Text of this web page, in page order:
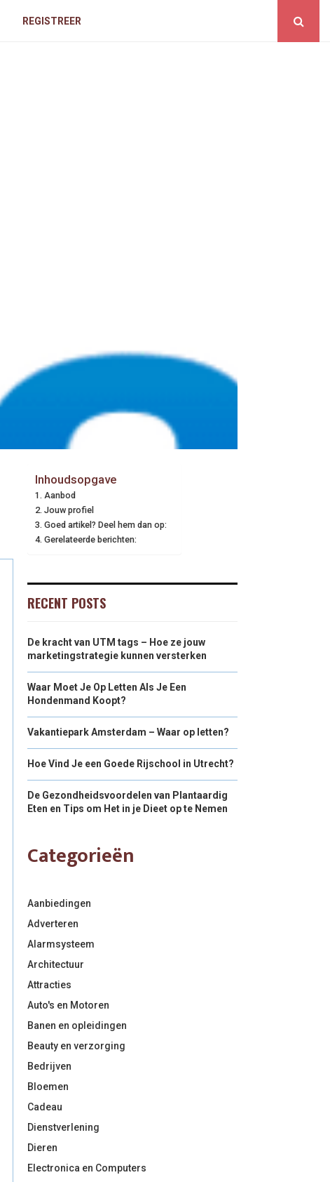
REGISTREER
Inhoudsopgave
Aanbod
Jouw profiel
Goed artikel? Deel hem dan op:
Gerelateerde berichten:
RECENT POSTS
De kracht van UTM tags – Hoe ze jouw
marketingstrategie kunnen versterken
Waar Moet Je Op Letten Als Je Een
Hondenmand Koopt?
Vakantiepark Amsterdam – Waar op letten?
Hoe Vind Je een Goede Rijschool in Utrecht?
De Gezondheidsvoordelen van Plantaardig
Eten en Tips om Het in je Dieet op te Nemen
Categorieën
Aanbiedingen
Adverteren
Alarmsysteem
Architectuur
Attracties
Auto's en Motoren
Banen en opleidingen
Beauty en verzorging
Bedrijven
Bloemen
Cadeau
Dienstverlening
Dieren
Electronica en Computers